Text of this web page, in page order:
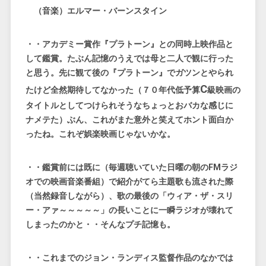
（音楽）エルマー・バーンスタイン
・・アカデミー賞作『プラトーン』との同時上映作品と
して鑑賞。たぶん記憶のうえでは母と二人で観に行った
と思う。先に観て後の『プラトーン』でガツンとやられ
たけど全然期待してなかった（７０年代低予算C級映画の
タイトルとしてつけられそうなちょっとおバカな感じに
ナメテた）ぶん、これがまた意外と笑えてホント面白か
ったね。これぞ娯楽映画じゃないかな。
・・鑑賞前には既に（毎週聴いていた日曜の朝のFMラジ
オでの映画音楽番組）で紹介がてら主題歌も流された際
（当然録音しながら）、歌の最後の「ウィア・ザ・スリ
ー・アァ～～～～～」の長いことに一瞬ラジオが壊れて
しまったのかと・・そんなプチ記憶も。
・・これまでのジョン・ランディス監督作品のなかでは